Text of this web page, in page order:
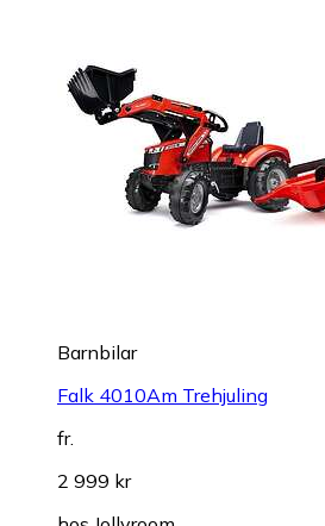
Barnbilar
Falk 4010Am Trehjuling
fr.
2 999 kr